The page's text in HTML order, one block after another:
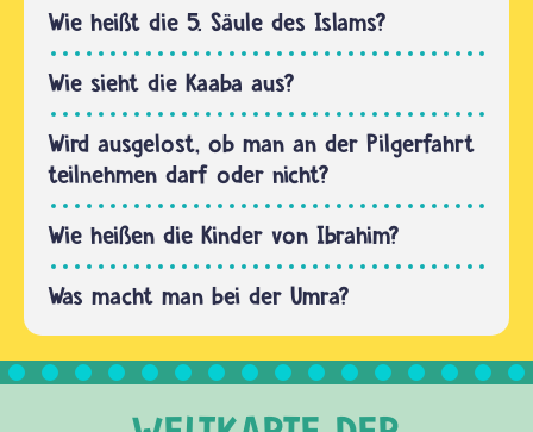
Muslime…
wichtigste
Gebäude
der Welt.
Sie ist
ein
riesiger
schwarzer
Würfel
und…
Wie heißt die 5. Säule des Islams?
Wie sieht die Kaaba aus?
Wird ausgelost, ob man an der Pilgerfahrt
teilnehmen darf oder nicht?
Wie heißen die Kinder von Ibrahim?
Was macht man bei der Umra?